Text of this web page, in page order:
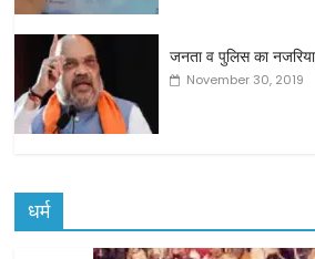
जनता व पुलिस का
November 30, 2019
धर्म